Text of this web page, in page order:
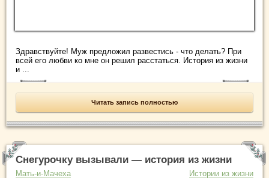
Здравствуйте! Муж предложил развестись - что делать? При
всей его любви ко мне он решил расстаться. История из жизни
и ...
Читать запись полностью
Снегурочку вызывали — история из жизни
Мать-и-Мачеха Истории из жизни